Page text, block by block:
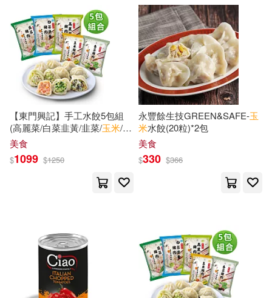
鞋包配件(7118) 票券(9)
寵物生活(641) 玲廊滿藝(68)
故宮精品(25)
電子書閱讀器(5)
電子書(1063) 有聲書(75)
玉城夏帆(21) 達露沒恩(21)
(比)古森(20) 三月果(20)
胡八一(20)
PRESTIGE DIGITAL BOOK SERIE
S(19)
Yonezu(19)
小道不講武德(19)
（德）赫爾曼·黑塞(19)
湖南美術出版社(117)
說頻文化(115)
中國農業科學技術出版社(106)
四川少年兒童出版社(105)
二十一世紀出版社(89)
時報出版(88) 東立(87)
可超商取貨(18241)
可海外宅配(15367)
可港澳店取(13510)
可新加坡店取(13277)
可菲律賓店取(13642)
一個月內上市新品(581)
本週上市新品(113)
【東門興記】手工水餃5包組
(高麗菜/白菜韭黃/韭菜/玉米/香
菜) 高麗菜*3+白菜*2
美食
$1099 $1250
永豐餘生技GREEN&SAFE-玉
米水餃(20粒)*2包
美食
$330 $366